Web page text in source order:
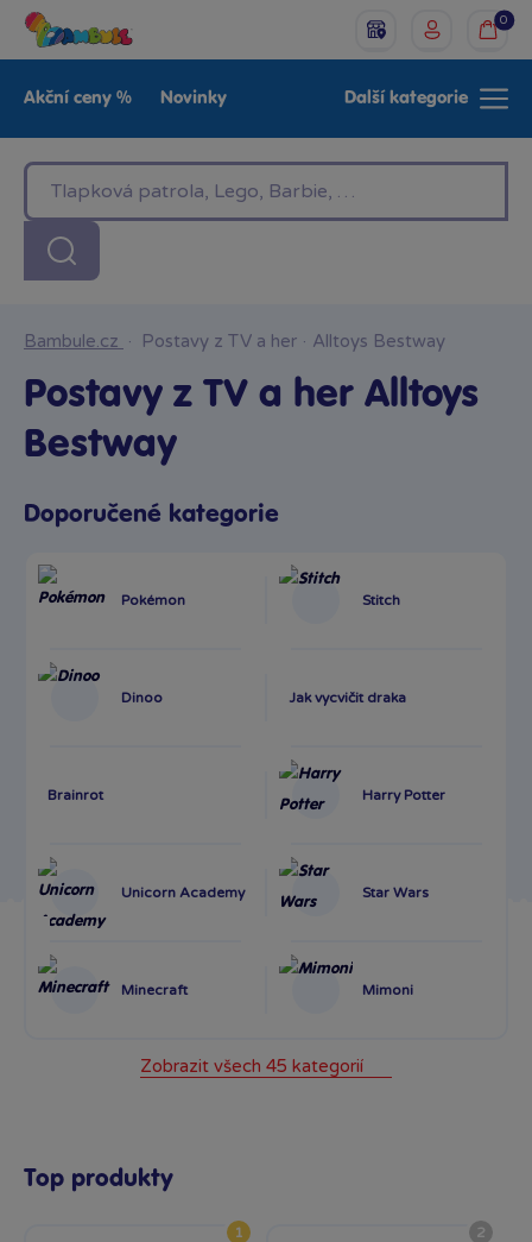
0
Akční ceny % Novinky
LEGO®
Baby Značky
Další kategorie
Bambule.cz · Postavy z TV a her · Alltoys Bestway
Postavy z TV a her Alltoys
Bestway
Doporučené kategorie
Pokémon Stitch
Dinoo Jak vycvičit draka
Brainrot Harry Potter
Unicorn Academy Star Wars
Minecraft Mimoni
Zobrazit všech 45 kategorií
Top produkty
1 2